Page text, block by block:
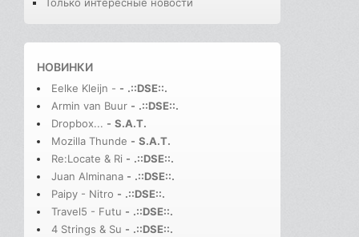
Только интересные новости
НОВИНКИ
Eelke Kleijn - - .::DSE::.
Armin van Buur - .::DSE::.
Dropbox... - S.A.T.
Mozilla Thunde - S.A.T.
Re:Locate & Ri - .::DSE::.
Juan Alminana - .::DSE::.
Paipy - Nitro - .::DSE::.
Travel5 - Futu - .::DSE::.
4 Strings & Su - .::DSE::.